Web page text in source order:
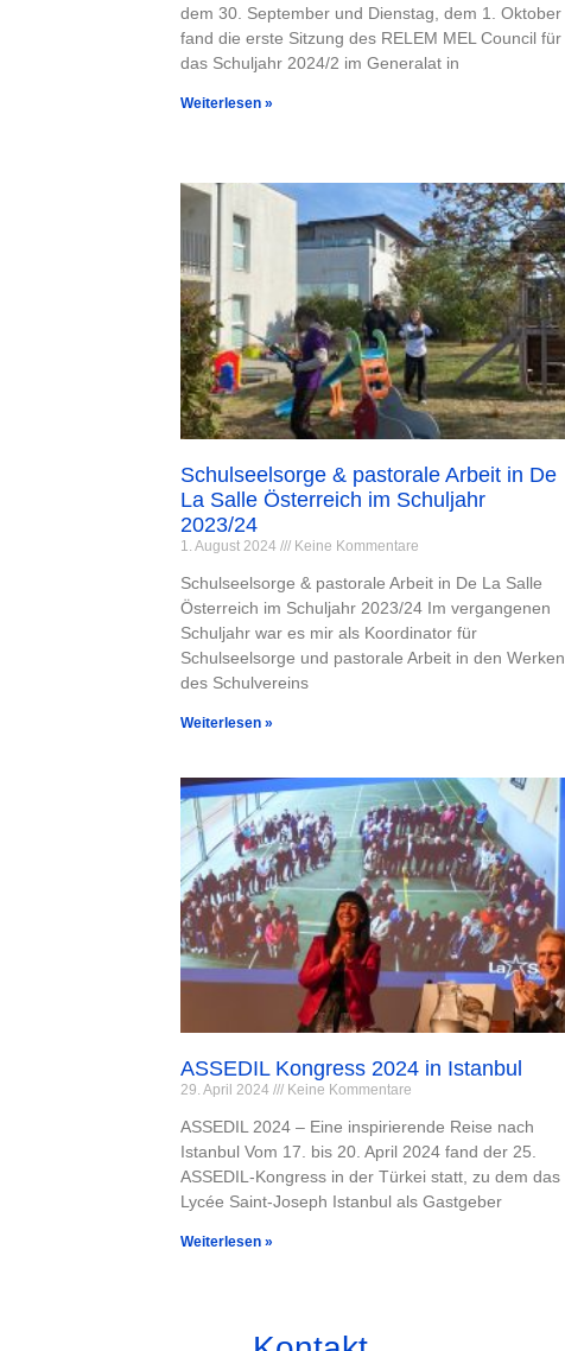
dem 30. September und Dienstag, dem 1. Oktober
fand die erste Sitzung des RELEM MEL Council für
das Schuljahr 2024/2 im Generalat in
Weiterlesen »
Schulseelsorge & pastorale Arbeit in De
La Salle Österreich im Schuljahr
2023/24
1. August 2024 Keine Kommentare
Schulseelsorge & pastorale Arbeit in De La Salle
Österreich im Schuljahr 2023/24 Im vergangenen
Schuljahr war es mir als Koordinator für
Schulseelsorge und pastorale Arbeit in den Werken
des Schulvereins
Weiterlesen »
ASSEDIL Kongress 2024 in Istanbul
29. April 2024 Keine Kommentare
ASSEDIL 2024 – Eine inspirierende Reise nach
Istanbul Vom 17. bis 20. April 2024 fand der 25.
ASSEDIL-Kongress in der Türkei statt, zu dem das
Lycée Saint-Joseph Istanbul als Gastgeber
Weiterlesen »